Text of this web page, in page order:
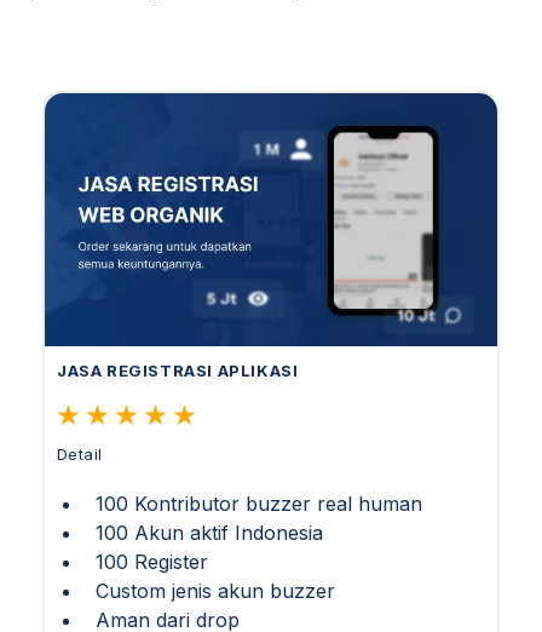
JASA REGISTRASI APLIKASI
Detail
100 Kontributor buzzer real human
100 Akun aktif Indonesia
100 Register
Custom jenis akun buzzer
Aman dari drop